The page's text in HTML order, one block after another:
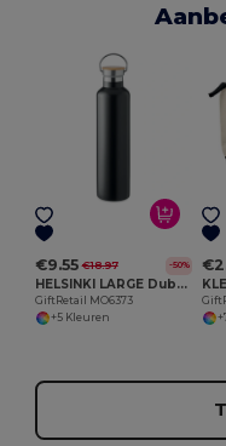
€9.55 €18.97 -50%
HELSINKI LARGE Dubbelwandige RVS drinkfles 1L
GiftRetail MO6373
+5 Kleuren